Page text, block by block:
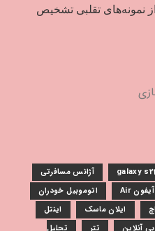
نمونه‌های تقلبی تشخیص
galaxy
آژانس مسافرتی
آیفون Air
اتوموبیل خودران
ایلان ماسک
اینتل